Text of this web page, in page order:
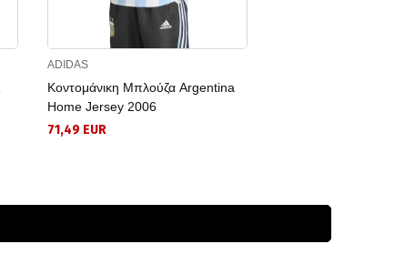
ADIDAS
Κοντομάνικη Μπλούζα Argentina
Home Jersey 2006
71,49 EUR